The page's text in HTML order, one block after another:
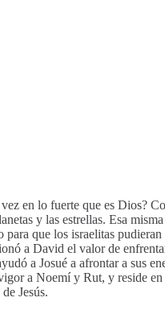
en lo fuerte que es Dios?
y las estrellas. Esa
para que los israelitas pudieran
a David el valor de
a Josué a afrontar a sus
a Noemí y Rut, y reside en
Jesús.